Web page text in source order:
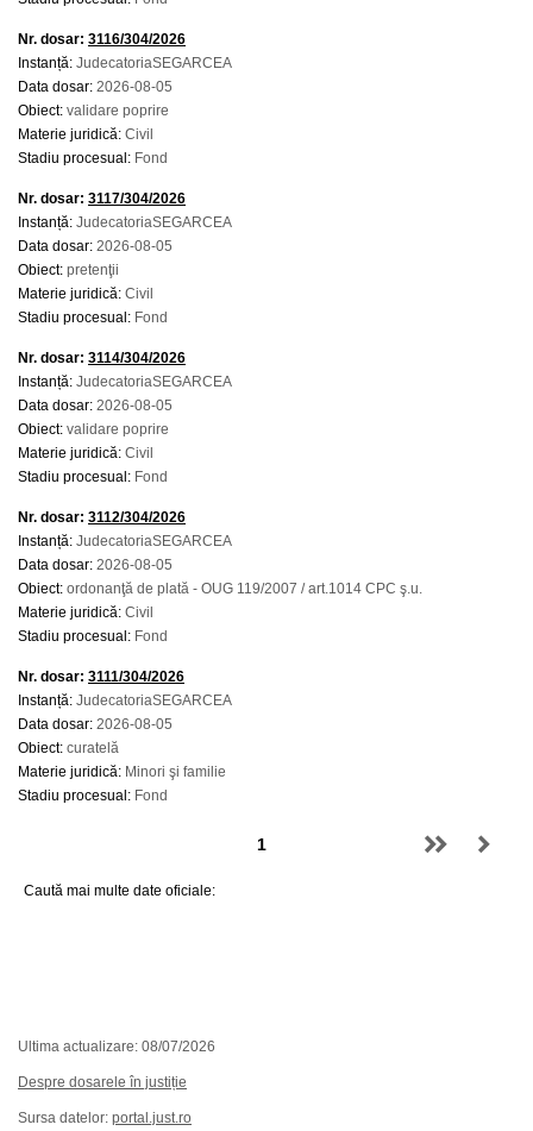
Nr. dosar: 3116/304/2026
Instanță: JudecatoriaSEGARCEA
Data dosar: 2026-08-05
Obiect: validare poprire
Materie juridică: Civil
Stadiu procesual: Fond
Nr. dosar: 3117/304/2026
Instanță: JudecatoriaSEGARCEA
Data dosar: 2026-08-05
Obiect: pretenţii
Materie juridică: Civil
Stadiu procesual: Fond
Nr. dosar: 3114/304/2026
Instanță: JudecatoriaSEGARCEA
Data dosar: 2026-08-05
Obiect: validare poprire
Materie juridică: Civil
Stadiu procesual: Fond
Nr. dosar: 3112/304/2026
Instanță: JudecatoriaSEGARCEA
Data dosar: 2026-08-05
Obiect: ordonanţă de plată - OUG 119/2007 / art.1014 CPC ş.u.
Materie juridică: Civil
Stadiu procesual: Fond
Nr. dosar: 3111/304/2026
Instanță: JudecatoriaSEGARCEA
Data dosar: 2026-08-05
Obiect: curatelă
Materie juridică: Minori şi familie
Stadiu procesual: Fond
Caută mai multe date oficiale:
Ultima actualizare: 08/07/2026
Despre dosarele în justiție
Sursa datelor: portal.just.ro